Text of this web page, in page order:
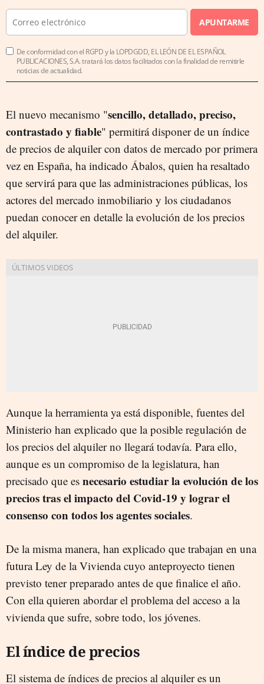
APUNTARME
De conformidad con el RGPD y la LOPDGDD, EL LEÓN DE EL ESPAÑOL
PUBLICACIONES, S.A. tratará los datos facilitados con la finalidad de remitirle
noticias de actualidad.
El nuevo mecanismo "sencillo, detallado, preciso,
contrastado y fiable" permitirá disponer de un índice
de precios de alquiler con datos de mercado por primera
vez en España, ha indicado Ábalos, quien ha resaltado
que servirá para que las administraciones públicas, los
actores del mercado inmobiliario y los ciudadanos
puedan conocer en detalle la evolución de los precios
del alquiler.
Aunque la herramienta ya está disponible, fuentes del
Ministerio han explicado que la posible regulación de
los precios del alquiler no llegará todavía. Para ello,
aunque es un compromiso de la legislatura, han
precisado que es necesario estudiar la evolución de los
precios tras el impacto del Covid-19 y lograr el
consenso con todos los agentes sociales.
De la misma manera, han explicado que trabajan en una
futura Ley de la Vivienda cuyo anteproyecto tienen
previsto tener preparado antes de que finalice el año.
Con ella quieren abordar el problema del acceso a la
vivienda que sufre, sobre todo, los jóvenes.
El índice de precios
El sistema de índices de precios al alquiler es un